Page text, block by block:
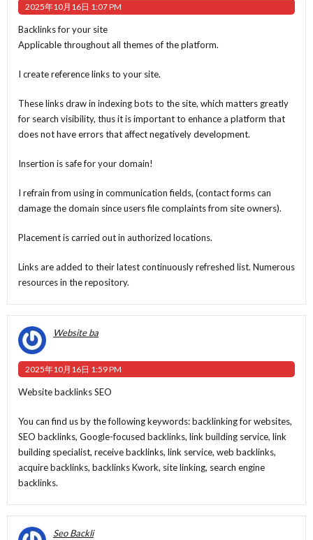
2025年10月16日 1:07 PM
Backlinks for your site
Applicable throughout all themes of the platform.
I create reference links to your site.
These links draw in indexing bots to the site, which matters greatly
for search visibility, thus it is important to enhance a platform that
does not have errors that affect negatively development.
Insertion is safe for your domain!
I refrain from using in communication fields, (contact forms can
damage the domain since users file complaints from site owners).
Placement is carried out in authorized locations.
Links are added to their latest continuously refreshed list. Numerous
resources in the repository.
Website ba
2025年10月16日 1:59 PM
Website backlinks SEO
You can find us by the following keywords: backlinking for websites,
SEO backlinks, Google-focused backlinks, link building service, link
building specialist, receive backlinks, link service, web backlinks,
acquire backlinks, backlinks Kwork, site linking, search engine
backlinks.
Seo Backli